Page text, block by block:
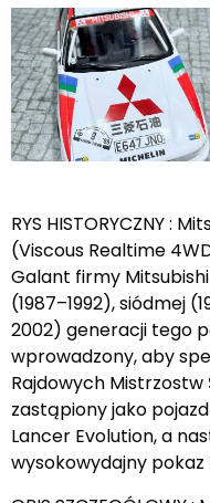
RYS HISTORYCZNY :
(Viscous Realtime
Galant firmy
(1987–1992), siódmej
2002) generacji tego
wprowadzony, aby
Rajdowych
zastąpiony jako
Lancer Evolution, a
wysokowydajny